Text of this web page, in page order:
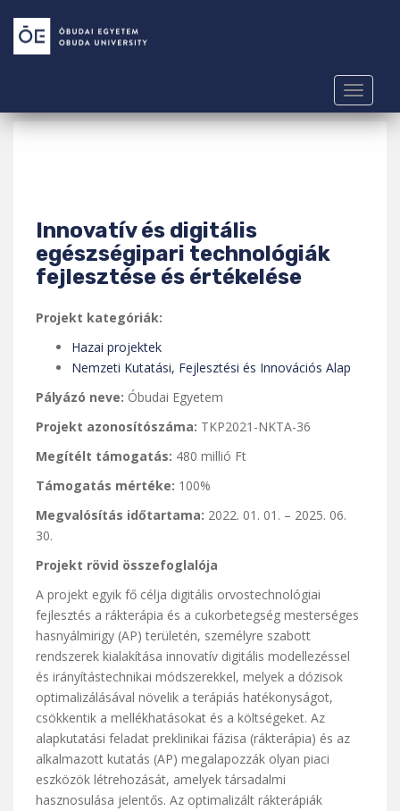
o
Innovatív és digitális
egészségipari technológiák
fejlesztése és értékelése
Projekt kategóriák:
Hazai projektek
Nemzeti Kutatási, Fejlesztési és Innovációs Alap
Pályázó neve: Óbudai Egyetem
Projekt azonosítószáma: TKP2021-NKTA-36
Megítélt támogatás: 480 millió Ft
Támogatás mértéke: 100%
Megvalósítás időtartama: 2022. 01. 01. – 2025. 06.
30.
Projekt rövid összefoglalója
A projekt egyik fő célja digitális orvostechnológiai
fejlesztés a rákterápia és a cukorbetegség mesterséges
hasnyálmirigy (AP) területén, személyre szabott
rendszerek kialakítása innovatív digitális modellezéssel
és irányítástechnikai módszerekkel, melyek a dózisok
optimalizálásával növelik a terápiás hatékonyságot,
csökkentik a mellékhatásokat és a költségeket. Az
alapkutatási feladat preklinikai fázisa (rákterápia) és az
alkalmazott kutatás (AP) megalapozzák olyan piaci
eszközök létrehozását, amelyek társadalmi
hasznosulása jelentős. Az optimalizált rákterápiák